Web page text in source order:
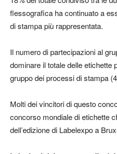
flessografica ha continuato a
di stampa più rappresentata.
Il numero di partecipazioni al
dominare il totale delle etichette
gruppo dei processi di stampa
Molti dei vincitori di questo
concorso mondiale di etichette
dell’edizione di Labelexpo a